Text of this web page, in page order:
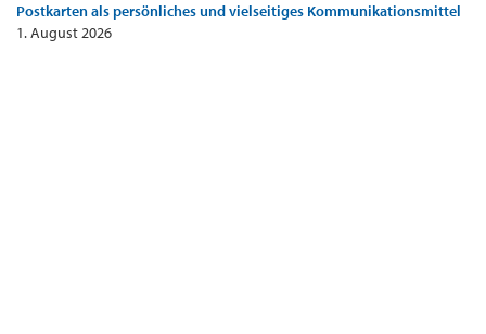
Postkarten als persönliches und vielseitiges Kommunikationsmittel
1. August 2026